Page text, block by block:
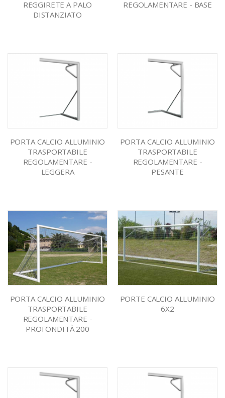
REGGIRETE A PALO
DISTANZIATO
REGOLAMENTARE - BASE
PORTA CALCIO ALLUMINIO
TRASPORTABILE
REGOLAMENTARE -
LEGGERA
PORTA CALCIO ALLUMINIO
TRASPORTABILE
REGOLAMENTARE -
PESANTE
PORTA CALCIO ALLUMINIO
TRASPORTABILE
REGOLAMENTARE -
PROFONDITÀ 200
PORTE CALCIO ALLUMINIO
6X2